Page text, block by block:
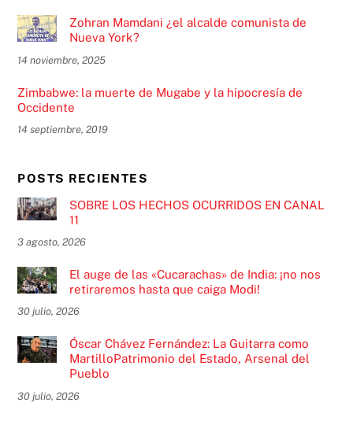
Zohran Mamdani ¿el alcalde comunista de
Nueva York?
14 noviembre, 2025
Zimbabwe: la muerte de Mugabe y la hipocresía de
Occidente
14 septiembre, 2019
POSTS RECIENTES
SOBRE LOS HECHOS OCURRIDOS EN CANAL
11
3 agosto, 2026
El auge de las «Cucarachas» de India: ¡no nos
retiraremos hasta que caiga Modi!
30 julio, 2026
Óscar Chávez Fernández: La Guitarra como
MartilloPatrimonio del Estado, Arsenal del
Pueblo
30 julio, 2026